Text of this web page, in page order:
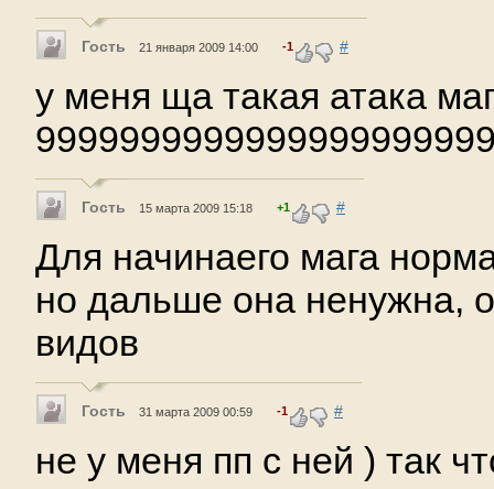
Гость 21 января 2009 14:00 -1 #
у меня ща такая атака
Гость 15 марта 2009 15:18 +1 #
Для начинаего мага
но дальше она ненужна,
видов
Гость 31 марта 2009 00:59 -1 #
не у меня пп с ней ) так